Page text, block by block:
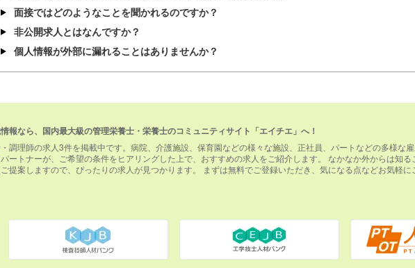
面接ではどのようなことを聞かれるのですか？
非公開求人とはなんですか？
個人情報が外部に漏れることはありませんか？
報なら、国内最大級の管理栄養士・栄養士のコミュニティサイト「エイチエ」へ！
調理師の求人3件を掲載中です。病院、介護施設、保育園などの様々な施設、正社員、パートなどの多様な
ートナーが、ご希望の条件をヒアリングした上で、おすすめの求人をご紹介します。 なかなか外からは知
提案しますので、ぴったりの求人が見つかります。 まずは無料でご登録いただき、気になる点などお気軽に